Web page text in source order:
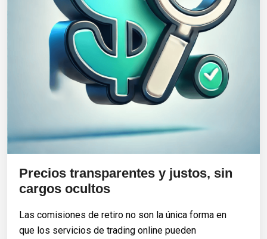
Precios transparentes y justos, sin
cargos ocultos
Las comisiones de retiro no son la única forma en
que los servicios de trading online pueden